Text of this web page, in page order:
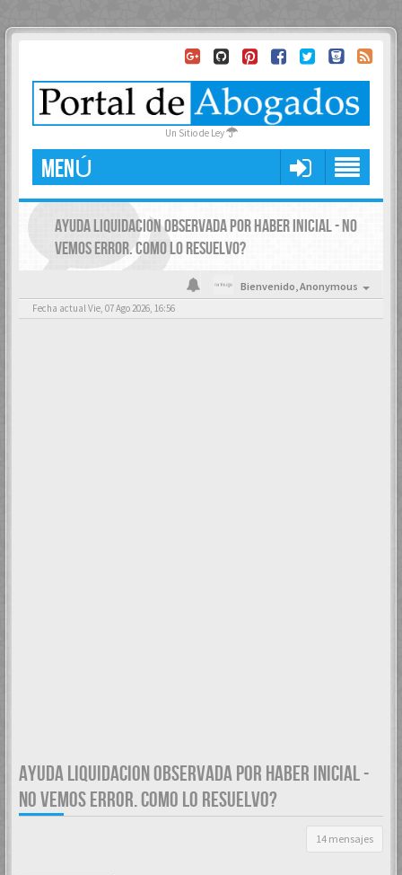
Un Sitio de Ley
MENÚ
AYUDA LIQUIDACION OBSERVADA POR HABER INICIAL - NO
VEMOS ERROR. COMO LO RESUELVO?
Bienvenido,Anonymous
Fecha actual Vie, 07 Ago 2026, 16:56
AYUDA LIQUIDACION OBSERVADA POR HABER INICIAL -
NO VEMOS ERROR. COMO LO RESUELVO?
14 mensajes